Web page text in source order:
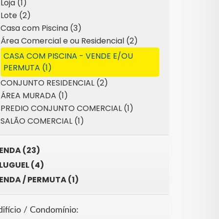
Loja (1)
Lote (2)
Casa com Piscina (3)
Área Comercial e ou Residencial (2)
CASA COM PISCINA - VENDE E/OU
PERMUTA (1)
CONJUNTO RESIDENCIAL (2)
ÁREA MURADA (1)
PREDIO CONJUNTO COMERCIAL (1)
SALÃO COMERCIAL (1)
(23)
(4)
/ PERMUTA (1)
/ Condomínio: